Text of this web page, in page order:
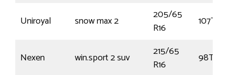
Uniroyal snow max 2
205/65
R16
107T
Nexen win.sport 2 suv
215/65
R16
98T